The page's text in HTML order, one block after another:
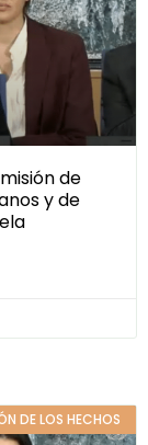
de
y de
DE LOS HECHOS